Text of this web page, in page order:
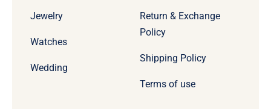
Jewelry
Watches
Wedding
Return & Exchange
Policy
Shipping Policy
Terms of use